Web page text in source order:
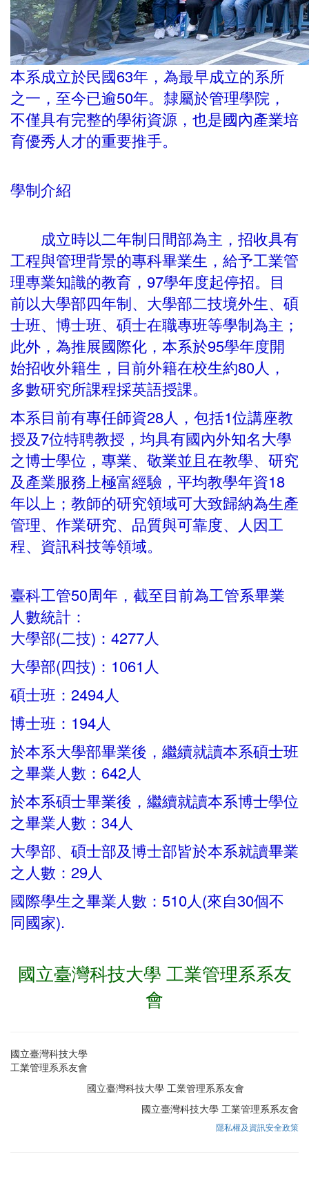
本系成立於民國63年，為最早成立的系所
之一，至今已逾50年。隸屬於管理學院，
不僅具有完整的學術資源，也是國內產業培
育優秀人才的重要推手。
學制介紹
成立時以二年制日間部為主，招收具有
工程與管理背景的專科畢業生，給予工業管
理專業知識的教育，97學年度起停招。目
前以大學部四年制、大學部二技境外生、碩
士班、博士班、碩士在職專班等學制為主；
此外，為推展國際化，本系於95學年度開
始招收外籍生，目前外籍在校生約80人，
多數研究所課程採英語授課。
本系目前有專任師資28人，包括1位講座教
授及7位特聘教授，均具有國內外知名大學
之博士學位，專業、敬業並且在教學、研究
及產業服務上極富經驗，平均教學年資18
年以上；教師的研究領域可大致歸納為生產
管理、作業研究、品質與可靠度、人因工
程、資訊科技等領域。
臺科工管50周年，截至目前為工管系畢業
人數統計：
大學部(二技)：4277人
大學部(四技)：1061人
碩士班：2494人
博士班：194人
於本系大學部畢業後，繼續就讀本系碩士班
之畢業人數：642人
於本系碩士畢業後，繼續就讀本系博士學位
之畢業人數：34人
大學部、碩士部及博士部皆於本系就讀畢業
之人數：29人
國際學生之畢業人數：510人(來自30個不
同國家).
國立臺灣科技大學 工業管理系系友
會
國立臺灣科技大學
工業管理系系友會
國立臺灣科技大學 工業管理系系友會
國立臺灣科技大學 工業管理系系友會
隱私權及資訊安全政策